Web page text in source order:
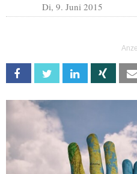
Di, 9. Juni 2015
Facebook Twitter Linkedin Xing